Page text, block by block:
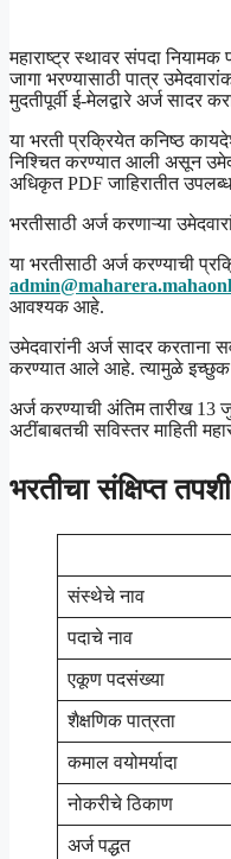
महाराष्ट्र स्थावर संपदा
जागा भरण्यासाठी पात्र
मुदतीपूर्वी ई-मेलद्वारे अर्ज सादर
या भरती प्रक्रियेत कनिष्ठ
निश्चित करण्यात आली असून
अधिकृत PDF जाहिरातीत
भरतीसाठी अर्ज करणाऱ्या
या भरतीसाठी अर्ज करण्याची
आवश्यक आहे.
उमेदवारांनी अर्ज सादर करताना
करण्यात आले आहे. त्यामुळे इच्छुक
अर्ज करण्याची अंतिम तारीख
अटींबाबतची सविस्तर माहिती
भरतीचा संक्षिप्त
संस्थेचे नाव
पदाचे नाव
एकूण पदसंख्या
शैक्षणिक पात्रता
कमाल वयोमर्यादा
नोकरीचे ठिकाण
अर्ज पद्धत